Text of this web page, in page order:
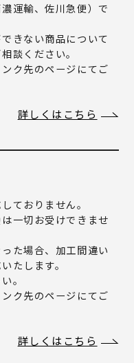
運輸、佐川急便）で
きない商品について
談ください。
ク先のページにてご
詳しくはこちら
ておりません。
一切お受けできませ
た場合、加工間違い
たします。
。
ク先のページにてご
詳しくはこちら